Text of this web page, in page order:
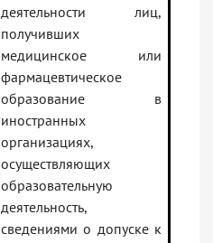
деятельности лиц,
получивших
медицинское или
фармацевтическое
образование в
иностранных
организациях,
осуществляющих
образовательную
деятельность,
сведениями о допуске к